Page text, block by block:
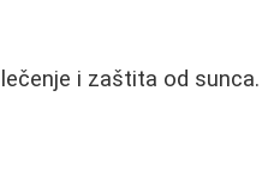
i zaštita od sunca.